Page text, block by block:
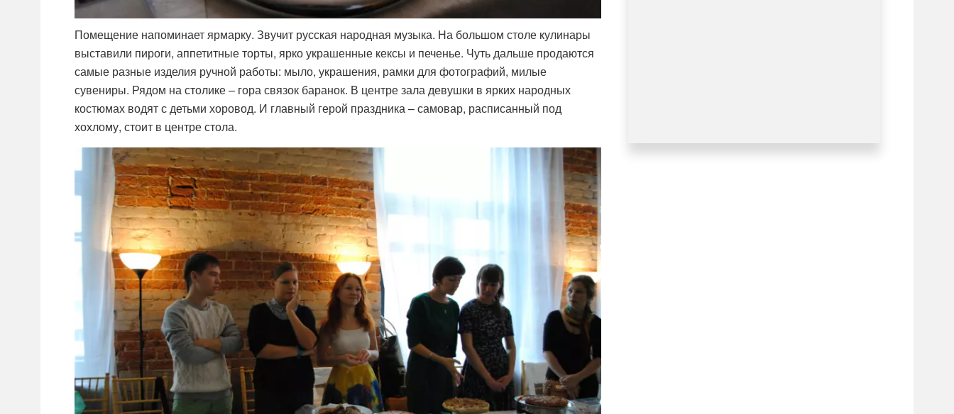
Помещение напоминает ярмарку. Звучит русская народная музыка. На большом столе кулинары
выставили пироги, аппетитные торты, ярко украшенные кексы и печенье. Чуть дальше продаются
самые разные изделия ручной работы: мыло, украшения, рамки для фотографий, милые
сувениры. Рядом на столике – гора связок баранок. В центре зала девушки в ярких народных
костюмах водят с детьми хоровод. И главный герой праздника – самовар, расписанный под
хохлому, стоит в центре стола.